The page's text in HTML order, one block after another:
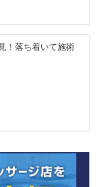
！落ち着いて施術